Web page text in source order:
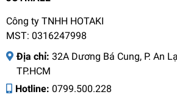
sử dụng và chùi rửa
Công ty TNHH HOTAKI
MST: 0316247998
Địa chỉ: 32A Dương Bá Cung, P. An
TP.HCM
Hotline: 0799.500.228